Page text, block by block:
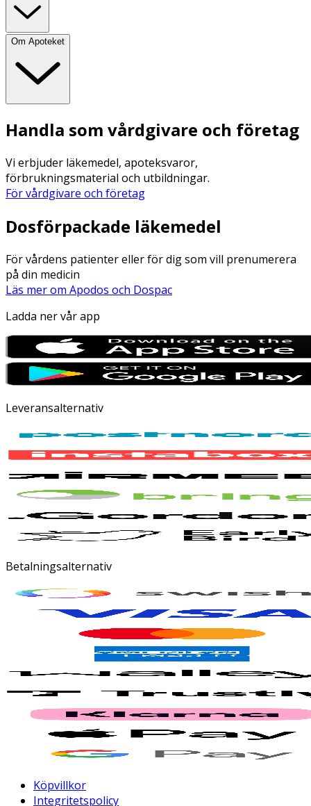
Om Apoteket
Handla som vårdgivare och företag
Vi erbjuder läkemedel, apoteksvaror,
förbrukningsmaterial och utbildningar.
För vårdgivare och företag
Dosförpackade läkemedel
För vårdens patienter eller för dig som vill prenumerera
på din medicin
Läs mer om Apodos och Dospac
Ladda ner vår app
Leveransalternativ
Betalningsalternativ
Köpvillkor
Integritetspolicy